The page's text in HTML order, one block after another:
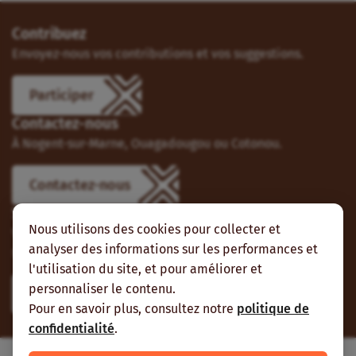
Nous utilisons des cookies pour collecter et
analyser des informations sur les performances et
l'utilisation du site, et pour améliorer et
personnaliser le contenu.
Pour en savoir plus, consultez notre politique de
confidentialité.
Contribuez
Envoyez-nous vos contributions et vos suggestions.
Participer
Contactez-nous
À Nogent-sur-Marne, Ouagadougou ou Cotonou.
Contactez-nous
Suivez-nous
Vous pouvez aussi vous abonner à nos flux RSS et nous
suivre sur les réseaux sociaux.